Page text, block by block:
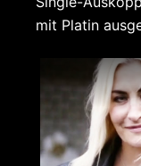
mit Platin